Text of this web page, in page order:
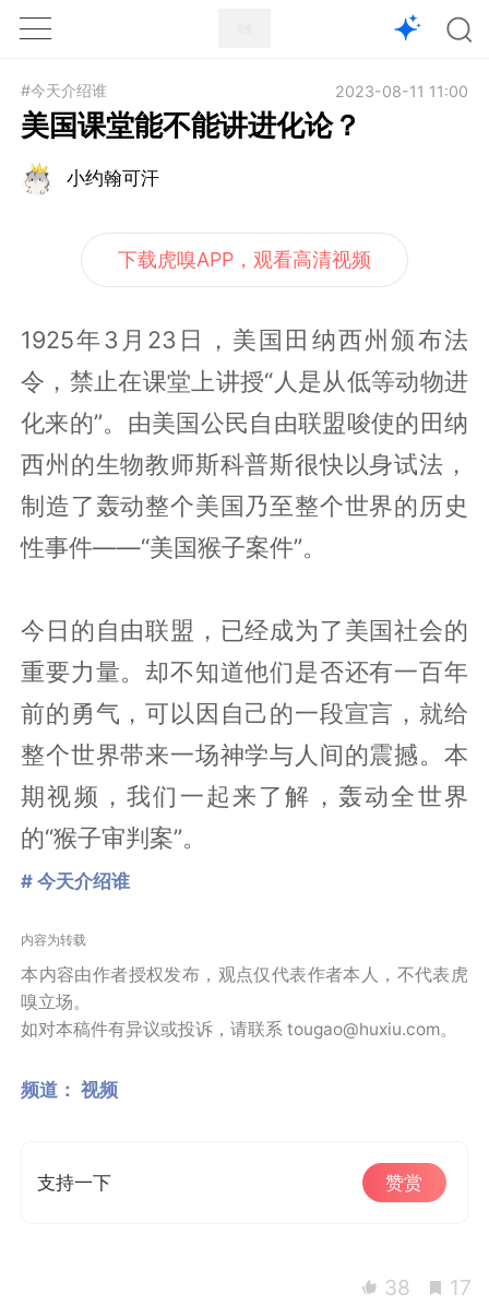
1X
#今天介绍谁 2023-08-11 11:00
美国课堂能不能讲进化论？
小约翰可汗
下载虎嗅APP，观看高清视频
1925年3月23日，美国田纳西州颁布法
令，禁止在课堂上讲授“人是从低等动物进
化来的”。由美国公民自由联盟唆使的田纳
西州的生物教师斯科普斯很快以身试法，
制造了轰动整个美国乃至整个世界的历史
性事件——“美国猴子案件”。
今日的自由联盟，已经成为了美国社会的
重要力量。却不知道他们是否还有一百年
前的勇气，可以因自己的一段宣言，就给
整个世界带来一场神学与人间的震撼。本
期视频，我们一起来了解，轰动全世界
的“猴子审判案”。
# 今天介绍谁
内容为转载
本内容由作者授权发布，观点仅代表作者本人，不代表虎
嗅立场。
如对本稿件有异议或投诉，请联系 tougao@huxiu.com。
频道： 视频
支持一下 赞赏
38 17